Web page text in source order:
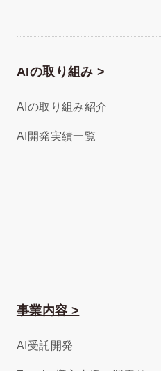
AIの取り組み >
AIの取り組み紹介
AI開発実績一覧
事業内容 >
AI受託開発